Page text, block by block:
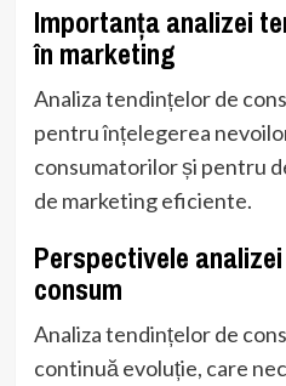
Importanța analizei
în marketing
Analiza tendințelor de
pentru înțelegerea
consumatorilor și pentru
de marketing eficiente.
Perspectivele
consum
Analiza tendințelor de
continuă evoluție, care